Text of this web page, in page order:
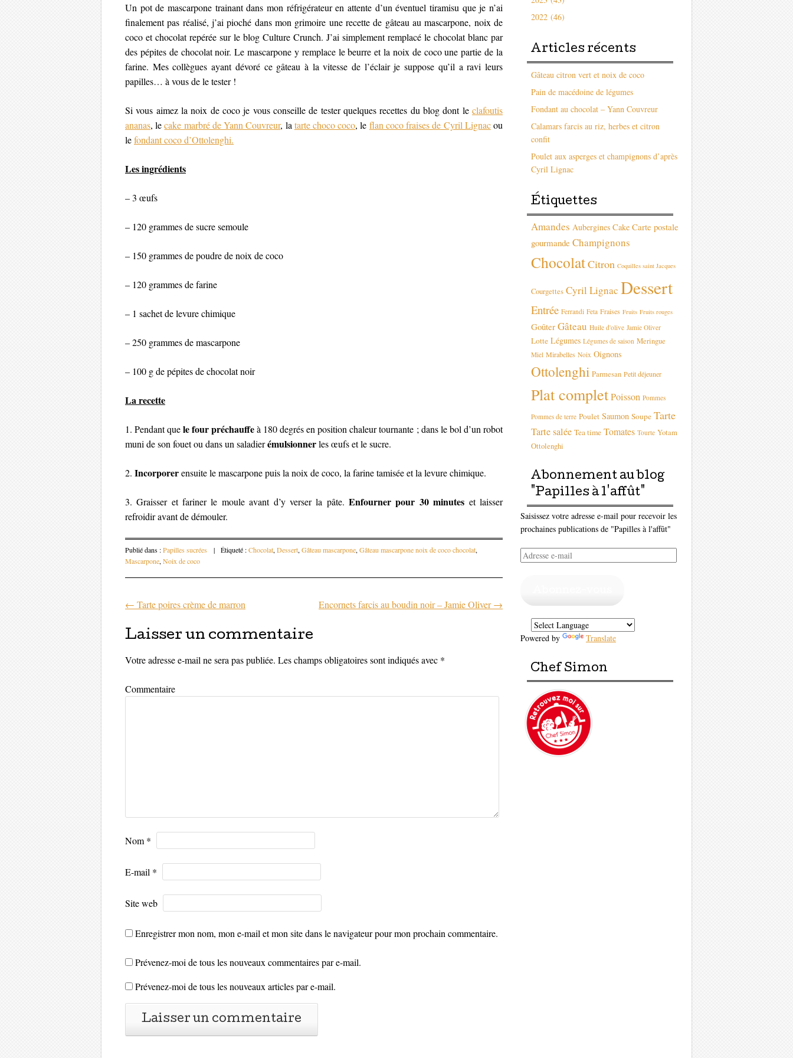
Un pot de mascarpone trainant dans mon réfrigérateur en attente d’un éventuel tiramisu que je n’ai
finalement pas réalisé, j’ai pioché dans mon grimoire une recette de gâteau au mascarpone, noix de
coco et chocolatrepérée sur le blog Culture Crunch. J’ai simplement remplacé le chocolat blanc par
des pépites de chocolat noir. Le mascarpone y remplace le beurre et la noix de coco une partie de la
farine. Mes collègues ayant dévoré ce gâteau à la vitesse de l’éclair je suppose qu’il a ravi leurs
papilles… à vous de le tester !
Si vous aimez la noix de coco je vous conseille de tester quelques recettes du blog dont le clafoutis
ananas, lecake marbré de Yann Couvreur, latarte choco coco, le flan coco fraises de Cyril Lignacou
lefondant coco d’Ottolenghi.
Les ingrédients
– 3 œufs
– 120 grammes de sucre semoule
– 150 grammes de poudre de noix de coco
– 120 grammes de farine
– 1 sachet de levure chimique
– 250 grammes de mascarpone
– 100 g de pépites de chocolat noir
La recette
1. Pendant quele four préchauffeà 180 degrés en position chaleur tournante ; dans le bol d’un robot
muni de son fouet ou dans un saladierémulsionnerles œufs et le sucre.
2. Incorporerensuite le mascarpone puis la noix de coco, la farine tamisée et la levure chimique.
3. Graisser et fariner le moule avant d’y verser la pâte.Enfourner pour 30 minutes et laisser
refroidir avant de démouler.
Publié dans :Papilles sucrées | Étiqueté :Chocolat, Dessert, Gâteau mascarpone, Gâteau mascarpone noix de coco chocolat,
Mascarpone, Noix de coco
Parcourir les articles
← Tarte poires crème de marron Encornets farcis au boudin noir – Jamie Oliver→
Laisser un commentaire
Votre adresse e-mail ne sera pas publiée. Les champs obligatoires sont indiqués avec *
Commentaire
Nom *
E-mail *
Site web
Enregistrer mon nom, mon e-mail et mon site dans le navigateur pour mon prochain commentaire.
Prévenez-moi de tous les nouveaux commentaires par e-mail.
Prévenez-moi de tous les nouveaux articles par e-mail.
2022 (46)
Articles récents
Gâteau citron vert et noix de coco
Pain de macédoine de légumes
Fondant au chocolat – Yann Couvreur
Calamars farcis au riz, herbes et citron
confit
Poulet aux asperges et champignons d’après
Cyril Lignac
Étiquettes
Amandes Aubergines Cake Carte postale
gourmande Champignons
ChocolatCitron Coquilles saint Jacques
Courgettes Cyril Lignac Dessert
Entrée Ferrandi Feta Fraises Fruits Fruits rouges
Goûter Gâteau Huile d'olive Jamie Oliver
Lotte Légumes Légumes de saison Meringue
Miel Mirabelles Noix Oignons
Ottolenghi Parmesan Petit déjeuner
Plat complet Poisson Pommes
Pommes de terre Poulet Saumon Soupe Tarte
Tarte salée Tea time Tomates Tourte Yotam
Ottolenghi
Abonnement au blog
"Papilles à l'affût"
Saisissez votre adresse e-mail pour recevoir les
prochaines publications de "Papilles à l'affût"
Adresse
e-
Powered by Translate
Chef Simon